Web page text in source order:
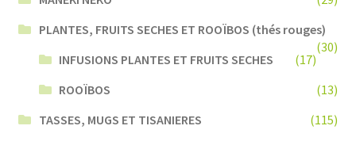
PLANTES, FRUITS SECHES ET ROOÏBOS (thés rouges)
(30)
INFUSIONS PLANTES ET FRUITS SECHES
(17)
ROOÏBOS
(13)
TASSES, MUGS ET TISANIERES
(115)